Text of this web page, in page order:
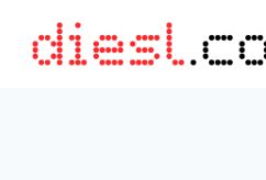
contenido